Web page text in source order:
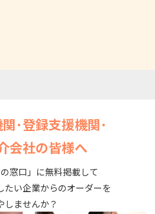
･登録支援機関･
会社の皆様へ
の窓口」に無料掲載して
たい企業からのオーダーを
しませんか？